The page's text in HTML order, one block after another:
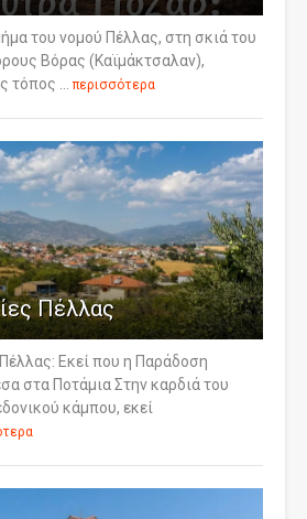
του νομού Πέλλας, στη σκιά του
Βόρας (Καϊμάκτσαλαν),
τόπος ... περισσότερα
Πέλλας
Εκεί που η Παράδοση
στα Ποτάμια Στην καρδιά του
κάμπου, εκεί